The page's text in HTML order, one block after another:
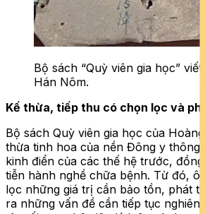
Bộ sách “Quỳ viên gia học” viết
Hán Nôm.
Kế thừa, tiếp thu có chọn lọc và
Bộ sách Quỳ viên gia học của Hoàng
thừa tinh hoa của nền Đông y thông
kinh điển của các thế hệ trước, đồng
tiễn hành nghề chữa bệnh. Từ đó,
lọc những giá trị cần bảo tồn, phát
ra những vấn đề cần tiếp tục nghiên